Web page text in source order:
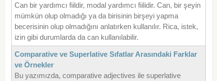
Can bir yardımcı fiildir, modal yardımcı fiilidir. Can, bir şeyin
mümkün olup olmadığı ya da birisinin birşeyi yapma
becerisinin olup olmadığını anlatırken kullanılır. Rica, istek,
izin gibi durumlarda da can kullanılabilir.
Comparative ve Superlative Sıfatlar Arasındaki Farklar
ve Örnekler
Bu yazımızda, comparative adjectives ile superlative